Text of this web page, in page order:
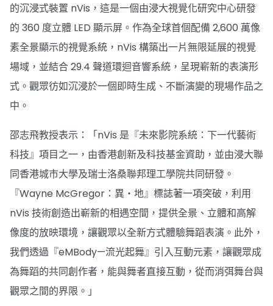
的沉浸式裝置 nVis，這是一個由浸大視覺化研究中心研發
的 360 度立體 LED 顯示屏。作為全球首個配備 2,600 萬像
素全景顯示的視覺系統，nVis 構築出一片無限延展的視覺
場域，並結合 29.4 聲道環迴音響系統，呈現嶄新的表演形
式。觀眾彷如沉浸於一個即時生成、不斷演變的現場作品之
中。
邵志飛教授表示：「nVis 是『未來影院系統：下一代藝術
科技』項目之一，由香港創新及科技基金資助，並由浸大聯
同香港城市大學及瑞士洛桑聯邦理工學院共同研發。
『Wayne McGregor：異・地』標誌著一項突破，利用
nVis 技術創造出嶄新的相遇空間，提供全景、立體和高解
像度的放映環境，讓觀眾以全新方式體驗舞蹈表演。此外，
我們透過『eMBody—流光起舞』引入互動元素，讓觀眾成
為舞蹈的共同創作者，能與舞者直接互動，從而消弭舞台與
觀眾之間的界限。」